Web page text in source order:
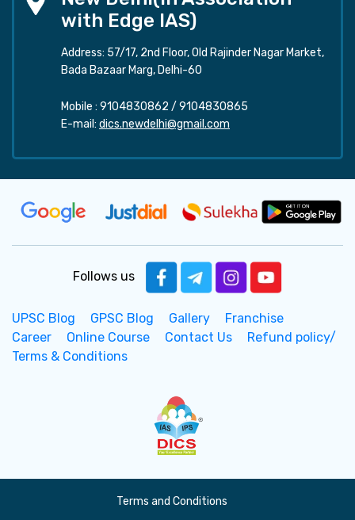
with Edge IAS)
Address: 57/17, 2nd Floor, Old Rajinder Nagar Market,
Bada Bazaar Marg, Delhi-60
Mobile : 9104830862 / 9104830865
E-mail: dics.newdelhi@gmail.com
Follows us
UPSC Blog GPSC Blog Gallery
Franchise
Career
Online Course Contact Us
Refund policy/
Terms & Conditions
Terms and Conditions